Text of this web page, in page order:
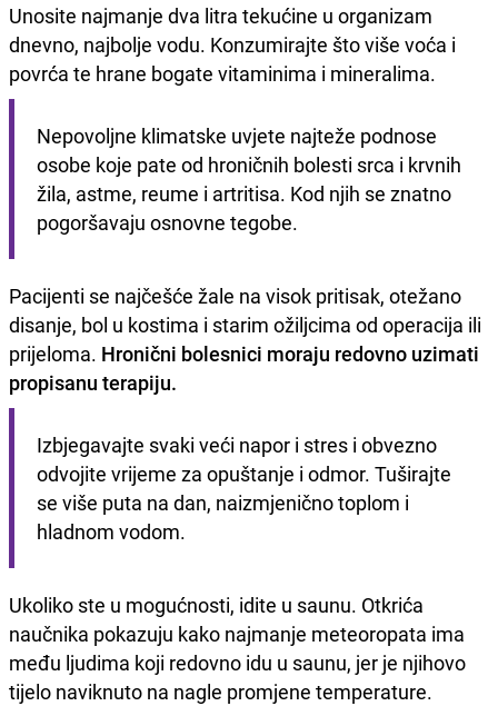
Unosite najmanje dva litra tekućine u organizam
dnevno, najbolje vodu. Konzumirajte što više voća i
povrća te hrane bogate vitaminima i mineralima.
Nepovoljne klimatske uvjete najteže podnose
osobe koje pate od hroničnih bolesti srca i krvnih
žila, astme, reume i artritisa. Kod njih se znatno
pogoršavaju osnovne tegobe.
Pacijenti se najčešće žale na visok pritisak, otežano
disanje, bol u kostima i starim ožiljcima od operacija ili
prijeloma. Hronični bolesnici moraju redovno uzimati
propisanu terapiju.
Izbjegavajte svaki veći napor i stres i obvezno
odvojite vrijeme za opuštanje i odmor. Tuširajte
se više puta na dan, naizmjenično toplom i
hladnom vodom.
Ukoliko ste u mogućnosti, idite u saunu. Otkrića
naučnika pokazuju kako najmanje meteoropata ima
među ljudima koji redovno idu u saunu, jer je njihovo
tijelo naviknuto na nagle promjene temperature.